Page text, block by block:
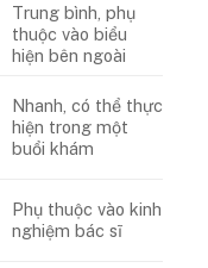
Trung bình, phụ
thuộc vào biểu
hiện bên ngoài
Nhanh, có thể thực
hiện trong một
buổi khám
Phụ thuộc vào kinh
nghiệm bác sĩ